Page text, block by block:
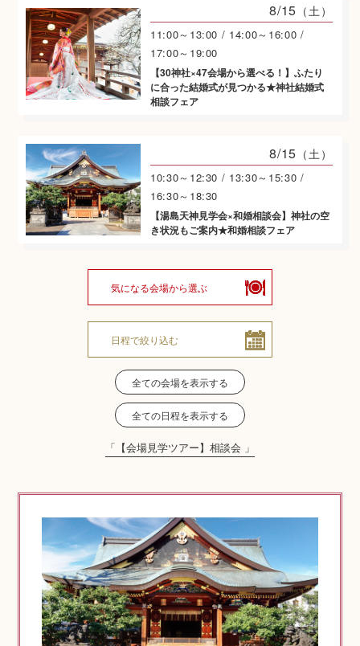
TOKIWAKEプラン
相談カウンター
神社結婚式のいろいろ
神前式とは
8/15 （土）
11:00～13:00 / 14:00～16:00 /
17:00～19:00
【30神社×47会場から選べる！】ふたり
に合った結婚式が見つかる★神社結婚式
相談フェア
8/15 （土）
10:30～12:30 / 13:30～15:30 /
16:30～18:30
【湯島天神見学会×和婚相談会】神社の空
き状況もご案内★和婚相談フェア
気になる会場から選ぶ
日程で絞り込む
全ての会場を表示する
全ての日程を表示する
「【会場見学ツアー】相談会 」